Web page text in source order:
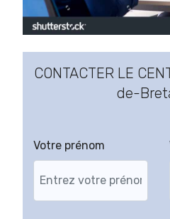
CONTACTER LE
de-
Votre prénom